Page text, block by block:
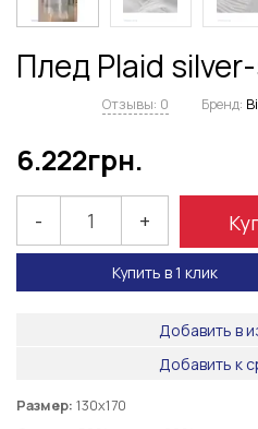
Плед Plaid
Отзывы: 0 Бренд:
6.222грн.
- +
Купить в 1 клик
Добавить в
Добавить к
Размер: 130х170